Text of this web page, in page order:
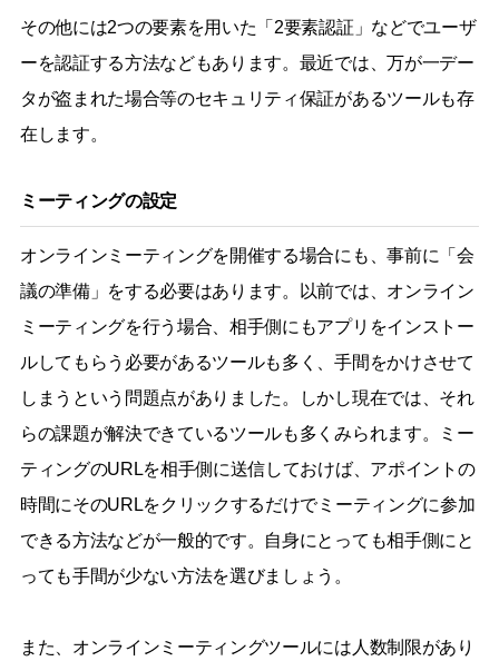
その他には2つの要素を用いた「2要素認証」などでユーザ
ーを認証する方法などもあります。最近では、万が一デー
タが盗まれた場合等のセキュリティ保証があるツールも存
在します。
ミーティングの設定
オンラインミーティングを開催する場合にも、事前に「会
議の準備」をする必要はあります。以前では、オンライン
ミーティングを行う場合、相手側にもアプリをインストー
ルしてもらう必要があるツールも多く、手間をかけさせて
しまうという問題点がありました。しかし現在では、それ
らの課題が解決できているツールも多くみられます。ミー
ティングのURLを相手側に送信しておけば、アポイントの
時間にそのURLをクリックするだけでミーティングに参加
できる方法などが一般的です。自身にとっても相手側にと
っても手間が少ない方法を選びましょう。
また、オンラインミーティングツールには人数制限があり